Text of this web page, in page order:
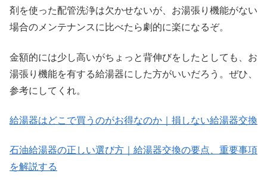
剤を使った配管洗浄は欠かせないが、お湯張り機能がない
場合のメンテナンスに比べたら劇的に楽になるぞ。
金額的には少し高いがちょっと背伸びをしたとしても、お
湯張り機能を有する給湯器にした方がいいだろう。ぜひ、
参考にしてくれ。
給湯器はどこで買うのがお得なのか｜損しない給湯器交換
石油給湯器の正しい選び方｜給湯器交換の要点、重要事項
を解説する